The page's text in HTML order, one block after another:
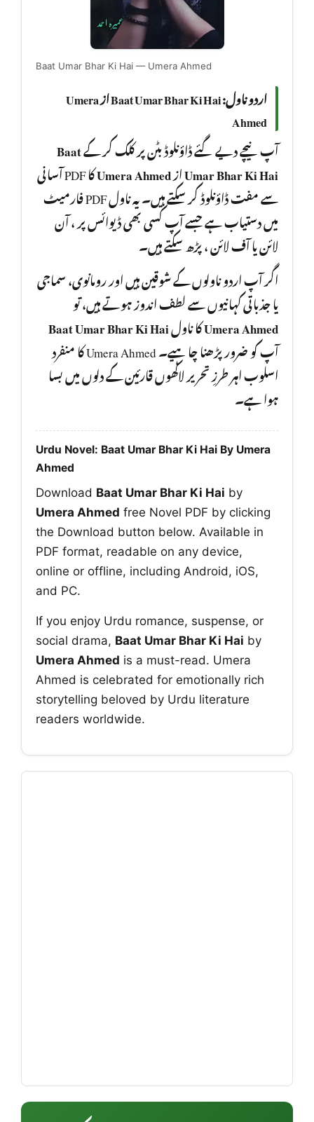
Baat Umar Bhar Ki Hai — Umera Ahmed
اردو ناول: Baat Umar Bhar Ki Hai از Umera
Ahmed
آپ نیچے دیے گئے ڈاؤنلوڈ بٹن پر کلک کر کےBaat
Umar Bhar Ki HaiازUmera Ahmed
کا PDF آسانی
سے مفت ڈاؤنلوڈ کر سکتے ہیں۔ یہ ناول PDF فارمیٹ
میں دستیاب ہے جسے آپ کسی بھی ڈیوائس پر ، آن
لائن یا آف لائن ، پڑھ سکتے ہیں۔
اگر آپ اردو ناولوں کے شوقین ہیں اور رومانوی، سماجی
یا جذباتی کہانیوں سے لطف اندوز ہوتے ہیں، تو
Umera Ahmedکا ناولBaat Umar Bhar Ki Hai
آپ کو ضرور پڑھنا چا ہیے۔ Umera Ahmed کا منفرد
اسلوب اہر طرزِ تحریر لاکھوں قارئین کے دلوں میں بسا
ہوا ہے۔
Urdu Novel: Baat Umar Bhar Ki Hai By Umera
Ahmed
Download Baat Umar Bhar Ki Hai by
Umera Ahmed free Novel PDF by clicking
the Download button below. Available in
PDF format, readable on any device,
online or offline, including Android, iOS,
and PC.
If you enjoy Urdu romance, suspense, or
social drama, Baat Umar Bhar Ki Hai by
Umera Ahmed is a must-read. Umera
Ahmed is celebrated for emotionally rich
storytelling beloved by Urdu literature
readers worldwide.